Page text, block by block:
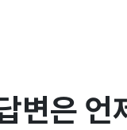
변은 언